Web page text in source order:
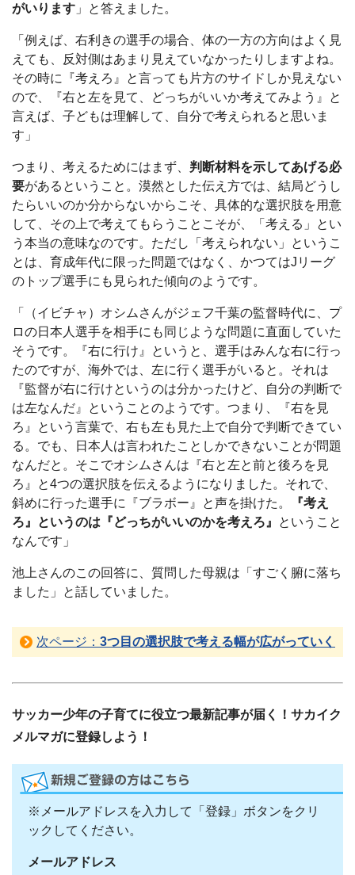
がいります 」と答えました。
「例えば、右利きの選手の場合、体の一方の方向はよく見
えても、反対側はあまり見えていなかったりしますよね。
その時に『考えろ』と言っても片方のサイドしか見えない
ので、『右と左を見て、どっちがいいか考えてみよう』と
言えば、子どもは理解して、自分で考えられると思いま
す」
つまり、考えるためにはまず、 判断材料を示してあげる必
要があるということ。漠然とした伝え方では、結局どうし
たらいいのか分からないからこそ、具体的な選択肢を用意
して、その上で考えてもらうことこそが、「考える」とい
う本当の意味なのです。ただし「考えられない」というこ
とは、育成年代に限った問題ではなく、かつてはJリーグ
のトップ選手にも見られた傾向のようです。
「（イビチャ）オシムさんがジェフ千葉の監督時代に、プ
ロの日本人選手を相手にも同じような問題に直面していた
そうです。『右に行け』というと、選手はみんな右に行っ
たのですが、海外では、左に行く選手がいると。それは
『監督が右に行けというのは分かったけど、自分の判断で
は左なんだ』ということのようです。つまり、『右を見
ろ』という言葉で、右も左も見た上で自分で判断できてい
る。でも、日本人は言われたことしかできないことが問題
なんだと。そこでオシムさんは『右と左と前と後ろを見
ろ』と4つの選択肢を伝えるようになりました。それで、
斜めに行った選手に『ブラボー』と声を掛けた。
『考え
ろ』というのは『どっちがいいのかを考えろ』
ということ
なんです」
池上さんのこの回答に、質問した母親は「すごく腑に落ち
ました」と話していました。
次ページ： 3つ目の選択肢で考える幅が広がっていく
サッカー少年の子育てに役立つ最新記事が届く！サカイク
メルマガに登録しよう！
※メールアドレスを入力して「登録」ボタンをクリ
ックしてください。
メールアドレス